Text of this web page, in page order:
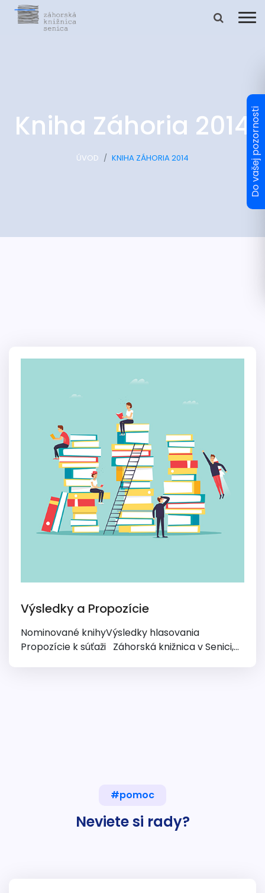
Kniha Záhoria 2014
ÚVOD KNIHA ZÁHORIA 2014
Výsledky a Propozície
Nominované knihyVýsledky hlasovania
Propozície k súťaži Záhorská knižnica v Senici,...
#pomoc
Neviete si rady?